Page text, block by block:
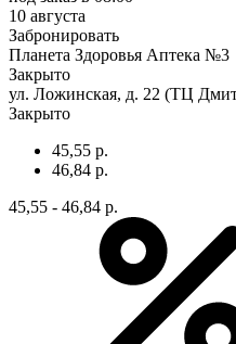
10 августа
Забронировать
Планета Здоровья Аптека №3
Закрыто
ул. Ложинская, д. 22 (ТЦ
Закрыто
45,55 р.
46,84 р.
45,55 - 46,84 р.